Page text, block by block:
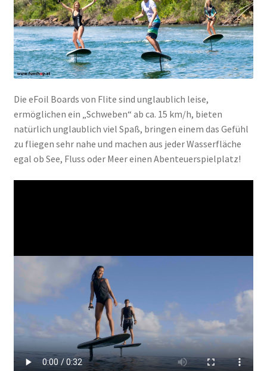
Die eFoil Boards von Flite sind unglaublich leise,
ermöglichen ein „Schweben“ ab ca. 15 km/h, bieten
natürlich unglaublich viel Spaß, bringen einem das Gefühl
zu fliegen sehr nahe und machen aus jeder Wasserfläche
egal ob See, Fluss oder Meer einen Abenteuerspielplatz!